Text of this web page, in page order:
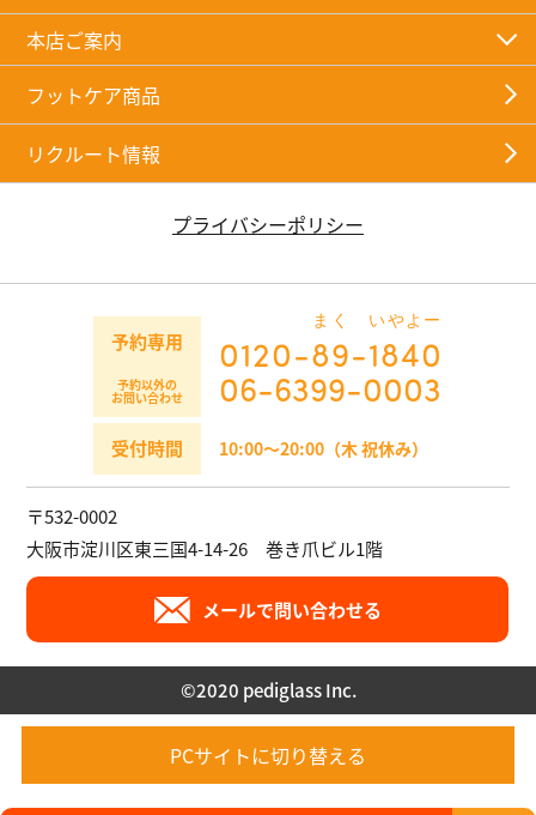
本店ご案内
フットケア商品
リクルート情報
プライバシーポリシー
予約専用 0120-89
まく
-1840
いやよー
予約以外の
お問い合わせ 06-6399-0003
受付時間 10:00～20:00（木 祝休み）
〒532-0002
大阪市淀川区東三国4-14-26 巻き爪ビル1階
メールで問い合わせる
©︎2020 pediglass Inc.
PCサイトに切り替える